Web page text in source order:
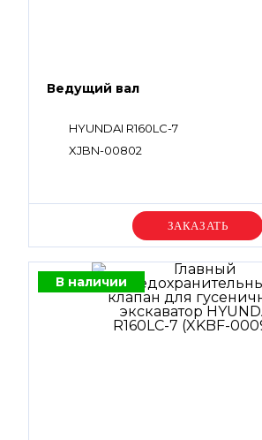
Ведущий вал
HYUNDAI R160LC-7
XJBN-00802
Уточняйте цену
В наличии